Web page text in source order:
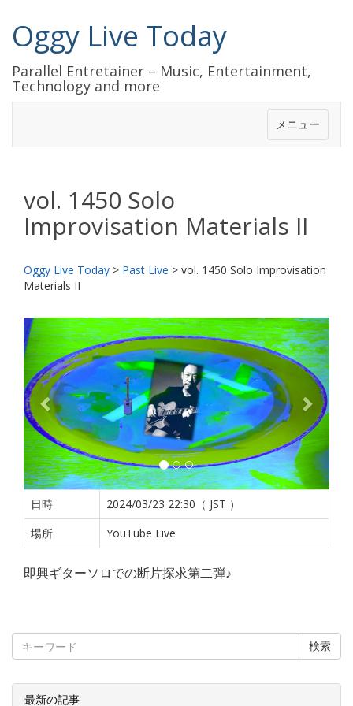
Oggy Live Today
Parallel Entretainer – Music, Entertainment,
Technology and more
メニュー
vol. 1450 Solo
Improvisation Materials II
Oggy Live Today > Past Live > vol. 1450 Solo Improvisation
Materials II
前
へ
次
へ
日時
2024/03/23 22:30（ JST ）
場所
YouTube Live
即興ギターソロでの断片探求第二弾♪
検索
最新の記事